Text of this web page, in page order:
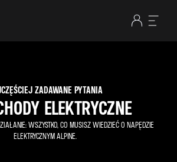
ZADAWANE PYTANIA
ELEKTRYCZNE
WSZYSTKO, CO MUSISZ WIEDZIEĆ O NAPĘDZIE
ELEKTRYCZNYM ALPINE.